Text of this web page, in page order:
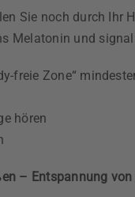
Sie noch durch Ihr
Melatonin und
freie Zone“
hören
– Entspannung